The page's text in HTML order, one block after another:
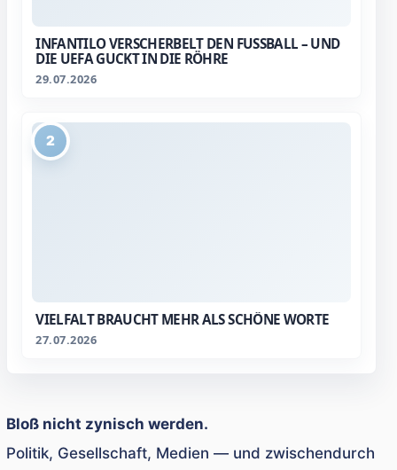
INFANTILO VERSCHERBELT DEN FUSSBALL – UND D
IE UEFA GUCKT IN DIE RÖHRE
29.07.2026
2
VIELFALT BRAUCHT MEHR ALS SCHÖNE WORTE
27.07.2026
Bloß nicht zynisch werden.
Politik, Gesellschaft, Medien — und zwischendurch